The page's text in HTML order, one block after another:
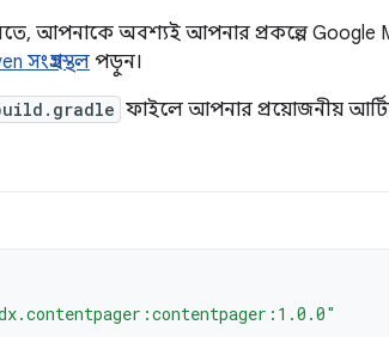
আপনাকে অবশ্যই আপনার প্রকল্পে Google
সংগ্রহস্থল পড়ুন।
ফাইলে আপনার প্রয়োজনীয়